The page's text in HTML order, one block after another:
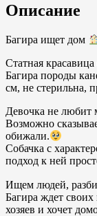
Описание
Багира ищет дом
Статная
Багира породы
см, не стерильна,
Девочка не любит
Возможно
обижали.
Собачка с
подход к ней
Ищем людей,
Багира ждет
хозяев и хочет